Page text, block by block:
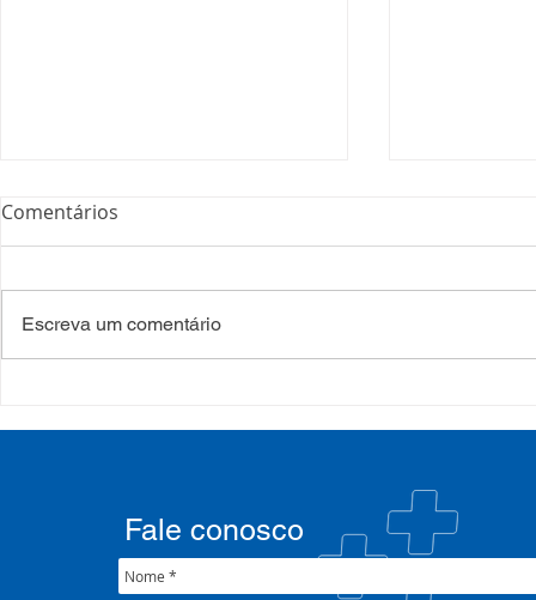
formação sobre saúde
crise climática
SETEC,
CIB/RS
Comentários
Escreva um comentário
Fale conosco